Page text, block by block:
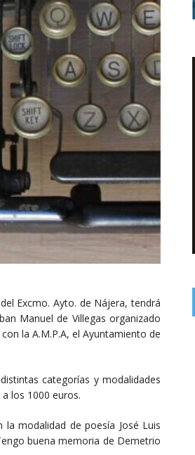
Excmo. Ayto. de Nájera, tendrá
Manuel de Villegas organizado
la A.M.P.A, el Ayuntamiento de
categorías y modalidades
los 1000 euros.
modalidad de poesía José Luis
buena memoria de Demetrio